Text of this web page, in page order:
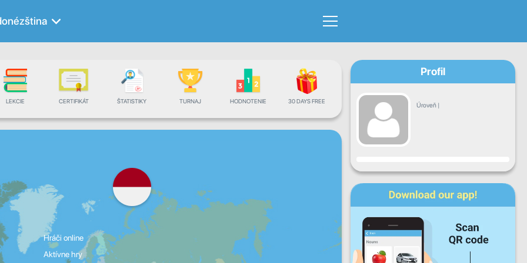
LEKCIE CERTIFIKÁT ŠTATISTIKY TURNAJ HODNOTENIE 30 DAYS FREE
Hráči online
Aktívne hry
Profil
Úroveň |
Pokrok
Po St